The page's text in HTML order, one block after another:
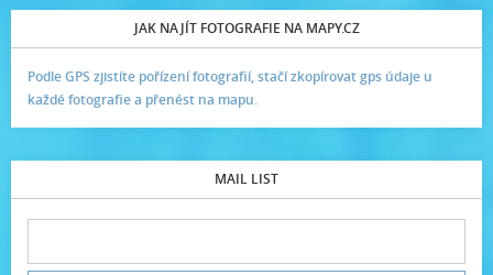
JAK NAJÍT FOTOGRAFIE NA MAPY.CZ
Podle GPS zjistíte pořízení fotografií, stačí zkopírovat gps údaje u
každé fotografie a přenést na mapu.
MAIL LIST